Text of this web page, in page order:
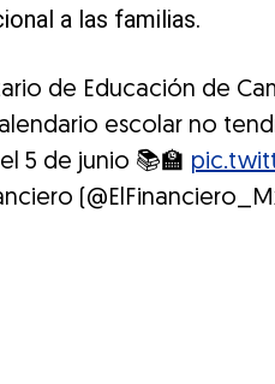
a las familias.
de Educación de
escolar no
5 de junio 📚🏫